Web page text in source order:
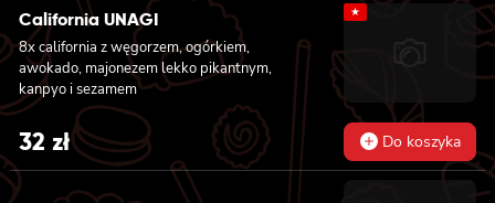
California UNAGI
8x california z węgorzem, ogórkiem,
awokado, majonezem lekko pikantnym,
kanpyo i sezamem
★
32 zł Do koszyka